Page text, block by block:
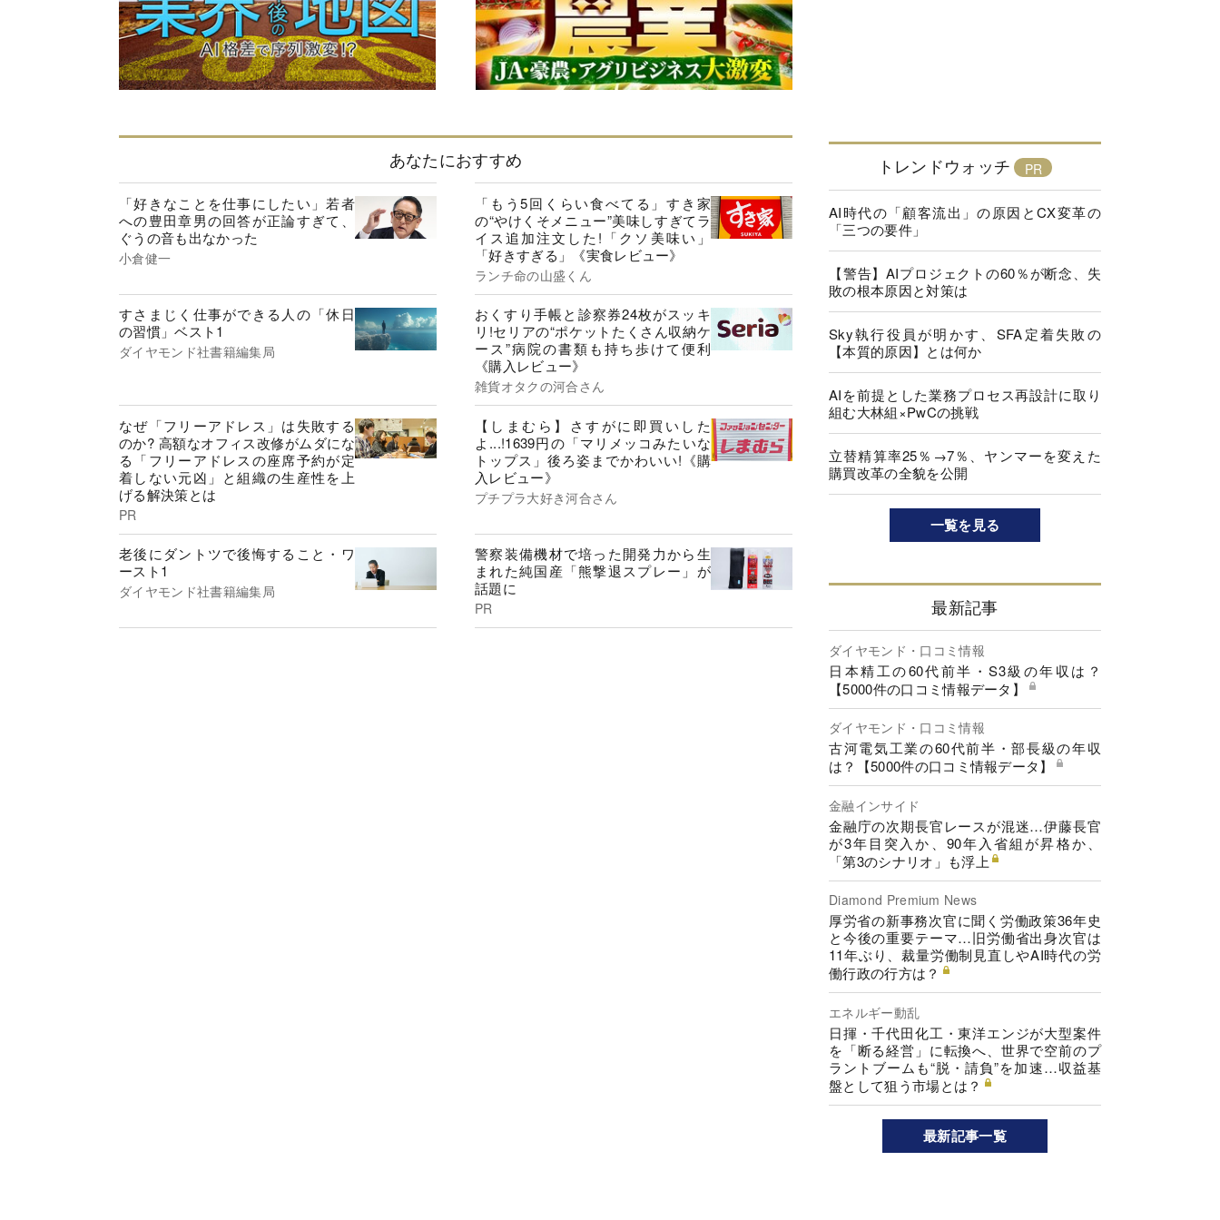
あなたにおすすめ
「好きなことを仕事にしたい」若者
への豊田章男の回答が正論すぎて、
ぐうの音も出なかった
小倉健一
「もう5回くらい食べてる」すき家
の“やけくそメニュー”美味しすぎてラ
イス追加注文した!「クソ美味い」
「好きすぎる」《実食レビュー》
ランチ命の山盛くん
すさまじく仕事ができる人の「休日
の習慣」ベスト1
ダイヤモンド社書籍編集局
おくすり手帳と診察券24枚がスッキ
リ!セリアの“ポケットたくさん収納ケ
ース”病院の書類も持ち歩けて便利
《購入レビュー》
雑貨オタクの河合さん
なぜ「フリーアドレス」は失敗する
のか? 高額なオフィス改修がムダにな
る「フリーアドレスの座席予約が定
着しない元凶」と組織の生産性を上
げる解決策とは
PR
【しまむら】さすがに即買いした
よ...!1639円の「マリメッコみたいな
トップス」後ろ姿までかわいい!《購
入レビュー》
プチプラ大好き河合さん
老後にダントツで後悔すること・ワ
ースト1
ダイヤモンド社書籍編集局
警察装備機材で培った開発力から生
まれた純国産「熊撃退スプレー」が
話題に
PR
トレンドウォッチ
AI時代の「顧客流出」の原因とCX変革の
「三つの要件」
【警告】AIプロジェクトの60％が断念、失
敗の根本原因と対策は
Sky執行役員が明かす、SFA定着失敗の
【本質的原因】とは何か
AIを前提とした業務プロセス再設計に取り
組む大林組×PwCの挑戦
立替精算率25％→7％、ヤンマーを変えた
購買改革の全貌を公開
一覧を見る
最新記事
ダイヤモンド・口コミ情報
日本精工の60代前半・S3級の年収は？
【5000件の口コミ情報データ】
ダイヤモンド・口コミ情報
古河電気工業の60代前半・部長級の年収
は？【5000件の口コミ情報データ】
金融インサイド
金融庁の次期長官レースが混迷…伊藤長官
が3年目突入か、90年入省組が昇格か、
「第3のシナリオ」も浮上
Diamond Premium News
厚労省の新事務次官に聞く労働政策36年史
と今後の重要テーマ…旧労働省出身次官は
11年ぶり、裁量労働制見直しやAI時代の労
働行政の行方は？
エネルギー動乱
日揮・千代田化工・東洋エンジが大型案件
を「断る経営」に転換へ、世界で空前のプ
ラントブームも“脱・請負”を加速…収益基
盤として狙う市場とは？
最新記事一覧